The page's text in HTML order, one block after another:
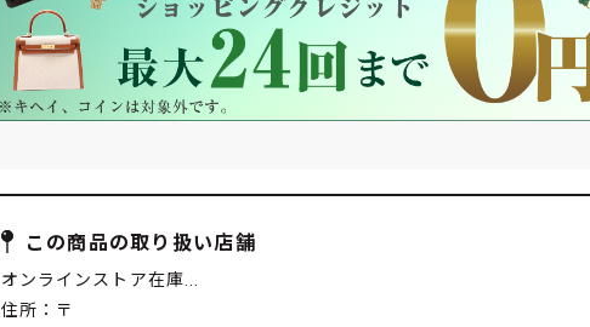
この商品の取り扱い店舗
オンラインストア在庫...
住所：〒